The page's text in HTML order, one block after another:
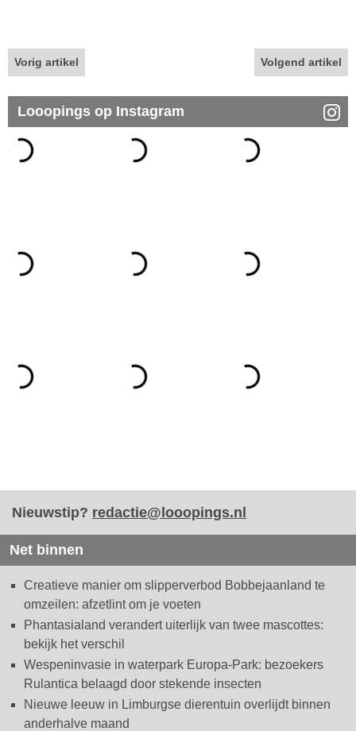
Vorig artikel Volgend artikel
Looopings op Instagram
Nieuwstip? redactie@looopings.nl
Net binnen
Creatieve manier om slipperverbod Bobbejaanland te
omzeilen: afzetlint om je voeten
Phantasialand verandert uiterlijk van twee mascottes:
bekijk het verschil
Wespeninvasie in waterpark Europa-Park: bezoekers
Rulantica belaagd door stekende insecten
Nieuwe leeuw in Limburgse dierentuin overlijdt binnen
anderhalve maand